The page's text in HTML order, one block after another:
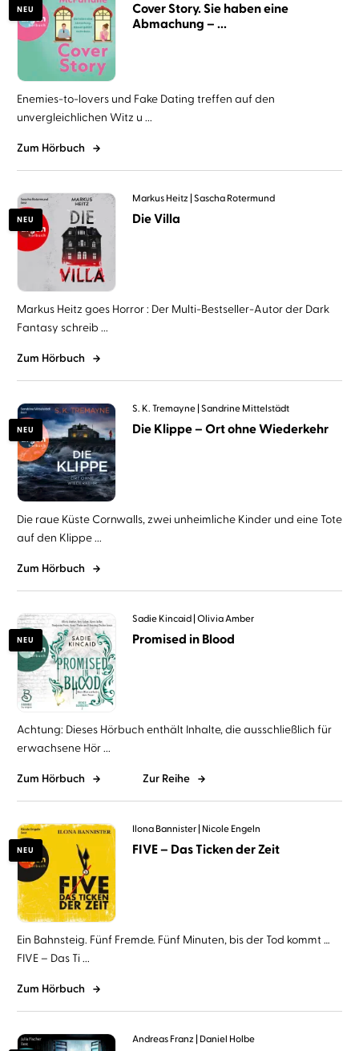
NEU
Cover Story. Sie haben eine
Abmachung – ...
Enemies-to-lovers und Fake Dating treffen auf den
unvergleichlichen Witz u ...
Zum Hörbuch
NEU
Markus Heitz Sascha Rotermund
Die Villa
Markus Heitz goes Horror : Der Multi-Bestseller-Autor der Dark
Fantasy schreib ...
Zum Hörbuch
NEU
S. K. Tremayne Sandrine Mittelstädt
Die Klippe – Ort ohne Wiederkehr
Die raue Küste Cornwalls, zwei unheimliche Kinder und eine Tote
auf den Klippe ...
Zum Hörbuch
NEU
Sadie Kincaid Olivia Amber
Promised in Blood
Achtung: Dieses Hörbuch enthält Inhalte, die ausschließlich für
erwachsene Hör ...
Zum Hörbuch Zur Reihe
NEU
Ilona Bannister Nicole Engeln
FIVE – Das Ticken der Zeit
Ein Bahnsteig. Fünf Fremde. Fünf Minuten, bis der Tod kommt …
FIVE – Das Ti ...
Zum Hörbuch
Andreas Franz Daniel Holbe